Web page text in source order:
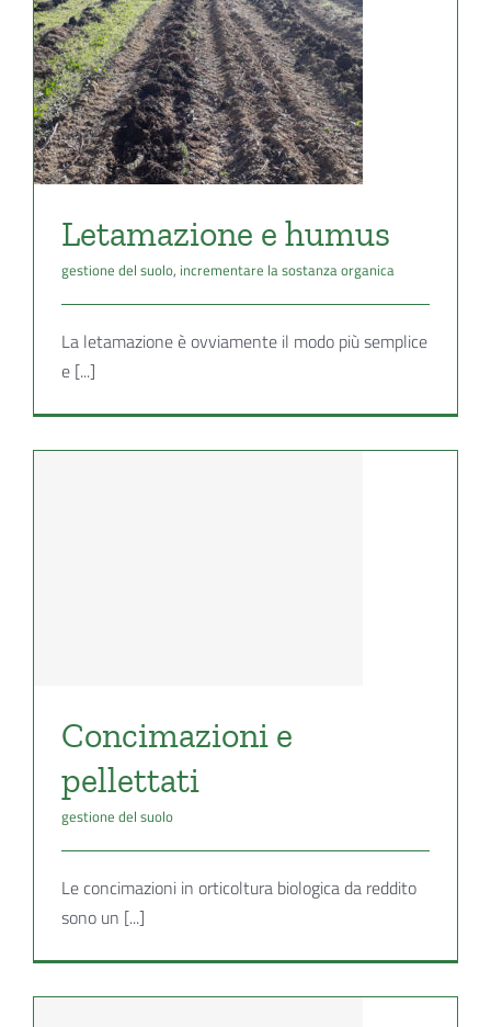
Letamazione e humus
gestione del suolo, incrementare la sostanza organica
La letamazione è ovviamente il modo più semplice
e [...]
Concimazioni e
pellettati
gestione del suolo
Le concimazioni in orticoltura biologica da reddito
sono un [...]